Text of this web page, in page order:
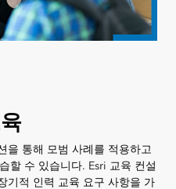
을 통해 모범 사례를 적용하고
할 수 있습니다. Esri 교육 컨설
기적 인력 교육 요구 사항을 가